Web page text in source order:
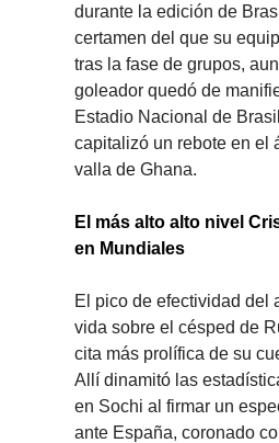
durante la edición de
certamen del que su
tras la fase de grupos,
goleador quedó de
Estadio Nacional de
capitalizó un rebote en el
valla de Ghana.
El más alto alto nivel
en Mundiales
El pico de efectividad del
vida sobre el césped de
cita más prolífica de su
Allí dinamitó las
en Sochi al firmar un
ante España, coronado